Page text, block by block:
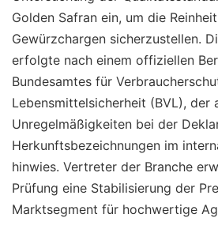
Golden Safran ein, um die
Gewürzchargen sicherzustellen.
erfolgte nach einem offiziellen
Bundesamtes für
Lebensmittelsicherheit (BVL), der
Unregelmäßigkeiten bei der
Herkunftsbezeichnungen im
hinwies. Vertreter der Branche
Prüfung eine Stabilisierung der
Marktsegment für hochwertige